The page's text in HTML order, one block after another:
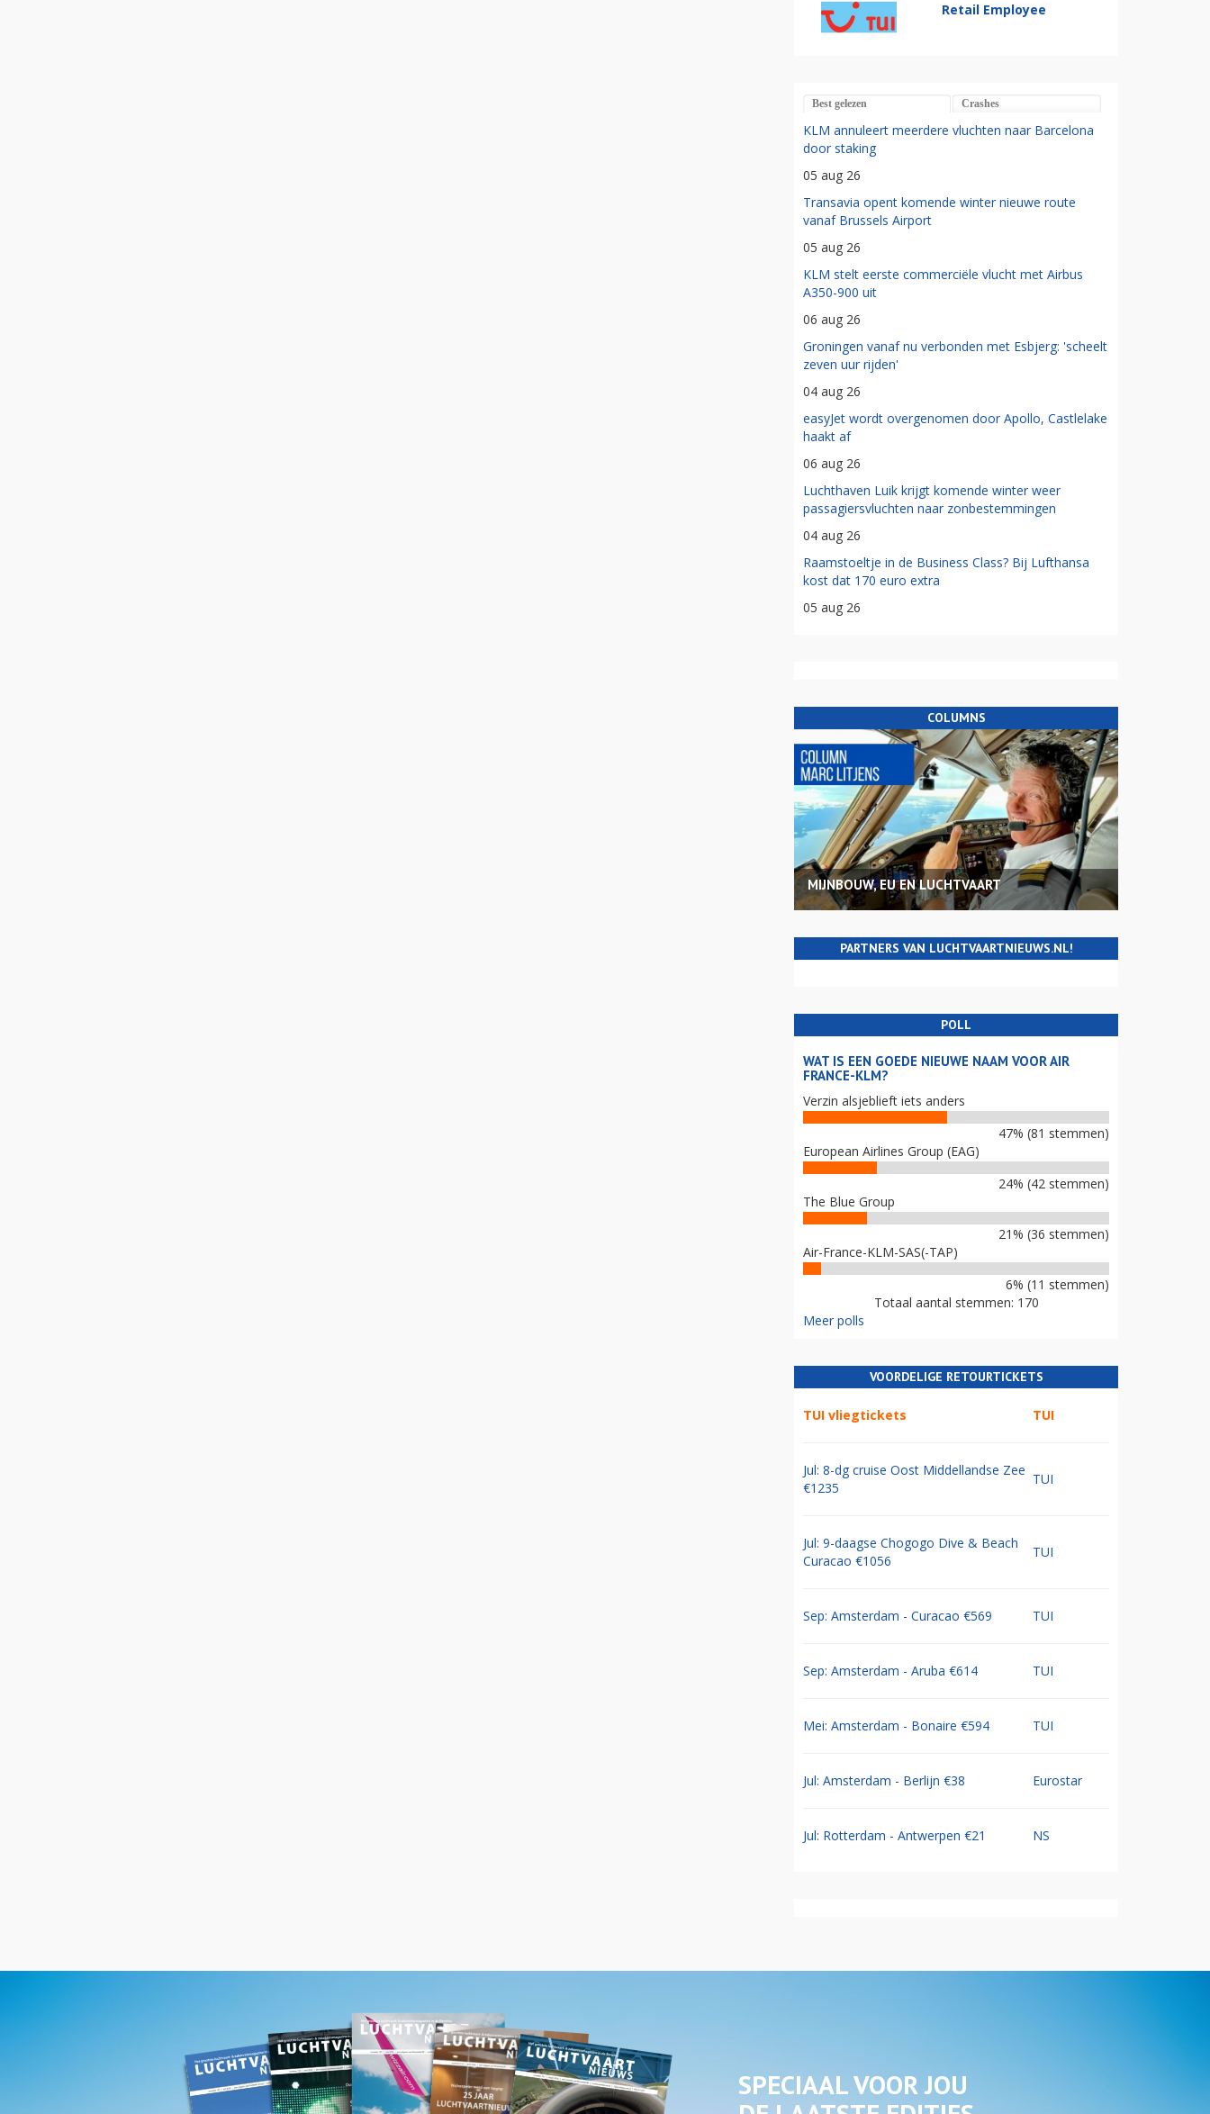
Retail Employee
Best gelezen Crashes
KLM annuleert meerdere vluchten naar Barcelona
door staking
05 aug 26
Transavia opent komende winter nieuwe route
vanaf Brussels Airport
05 aug 26
KLM stelt eerste commerciële vlucht met Airbus
A350-900 uit
06 aug 26
Groningen vanaf nu verbonden met Esbjerg: 'scheelt
zeven uur rijden'
04 aug 26
easyJet wordt overgenomen door Apollo, Castlelake
haakt af
06 aug 26
Luchthaven Luik krijgt komende winter weer
passagiersvluchten naar zonbestemmingen
04 aug 26
Raamstoeltje in de Business Class? Bij Lufthansa
kost dat 170 euro extra
05 aug 26
COLUMNS
MIJNBOUW, EU EN LUCHTVAART
PARTNERS VAN LUCHTVAARTNIEUWS.NL!
POLL
WAT IS EEN GOEDE NIEUWE NAAM VOOR AIR
FRANCE-KLM?
Verzin alsjeblieft iets anders
47% (81 stemmen)
European Airlines Group (EAG)
24% (42 stemmen)
The Blue Group
21% (36 stemmen)
Air-France-KLM-SAS(-TAP)
6% (11 stemmen)
Totaal aantal stemmen: 170
Meer polls
VOORDELIGE RETOURTICKETS
TUI vliegtickets TUI
Jul: 8-dg cruise Oost Middellandse Zee
€1235
TUI
Jul: 9-daagse Chogogo Dive & Beach
Curacao €1056
TUI
Sep: Amsterdam - Curacao €569 TUI
Sep: Amsterdam - Aruba €614 TUI
Mei: Amsterdam - Bonaire €594 TUI
Jul: Amsterdam - Berlijn €38 Eurostar
Jul: Rotterdam - Antwerpen €21 NS
SPECIAAL VOOR JOU